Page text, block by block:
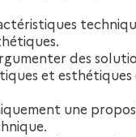
des
et esthétiques
une